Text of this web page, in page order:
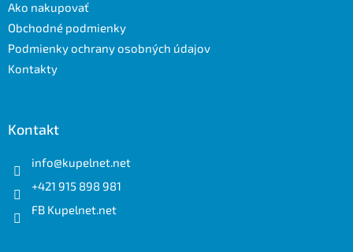
Ako nakupovať
Obchodné podmienky
Podmienky ochrany osobných údajov
Kontakty
Kontakt
info@kupelnet.net
+421 915 898 981
FB Kupelnet.net